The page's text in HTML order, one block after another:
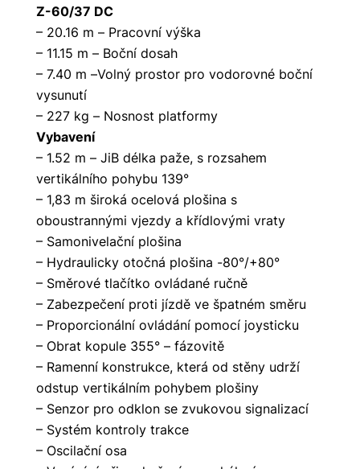
Z-60/37 DC
– 20.16 m – Pracovní výška
– 11.15 m – Boční dosah
– 7.40 m –Volný prostor pro vodorovné boční
vysunutí
– 227 kg – Nosnost platformy
Vybavení
– 1.52 m – JiB délka paže, s rozsahem
vertikálního pohybu 139°
– 1,83 m široká ocelová plošina s
oboustrannými vjezdy a křídlovými vraty
– Samonivelační plošina
– Hydraulicky otočná plošina -80°/+80°
– Směrové tlačítko ovládané ručně
– Zabezpečení proti jízdě ve špatném směru
– Proporcionální ovládání pomocí joysticku
– Obrat kopule 355° – fázovitě
– Ramenní konstrukce, která od stěny udrží
odstup vertikálním pohybem plošiny
– Senzor pro odklon se zvukovou signalizací
– Systém kontroly trakce
– Oscilační osa